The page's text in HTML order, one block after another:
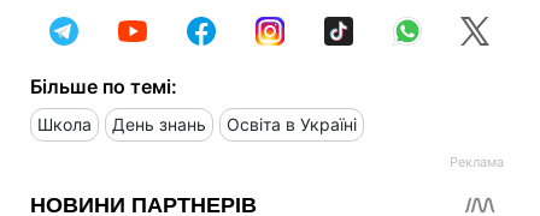
Більше по темі:
Школа День знань Освіта в Україні